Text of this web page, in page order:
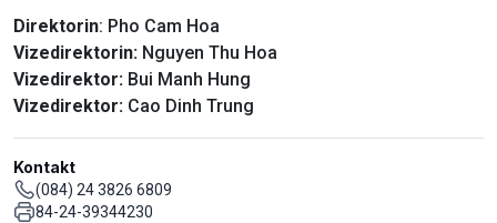
Direktorin: Pho Cam Hoa
Vizedirektorin: Nguyen Thu Hoa
Vizedirektor: Bui Manh Hung
Vizedirektor: Cao Dinh Trung
Kontakt
(084) 24 3826 6809
84-24-39344230